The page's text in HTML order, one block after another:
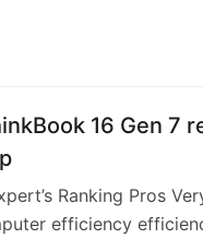
16 Gen 7
Ranking Pros
efficiency